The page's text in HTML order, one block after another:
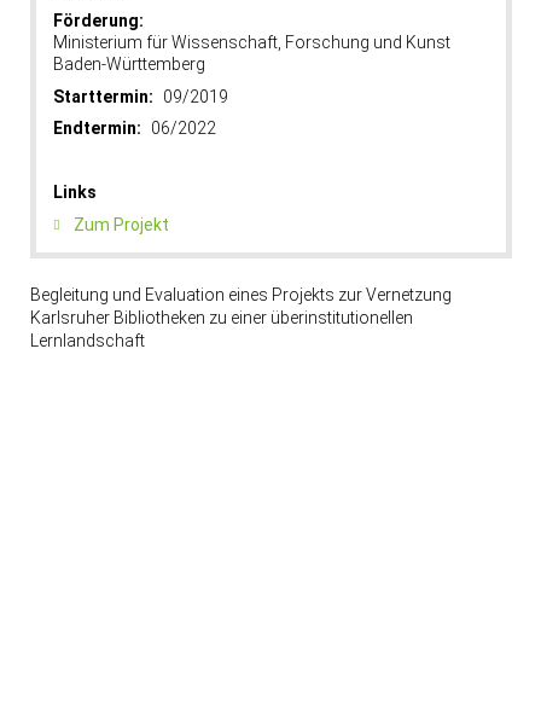
Förderung:
Ministerium für Wissenschaft, Forschung und Kunst
Baden-Württemberg
Starttermin:
09/2019
Endtermin:
06/2022
Links
Zum Projekt
Begleitung und Evaluation eines Projekts zur Vernetzung
Karlsruher Bibliotheken zu einer überinstitutionellen
Lernlandschaft